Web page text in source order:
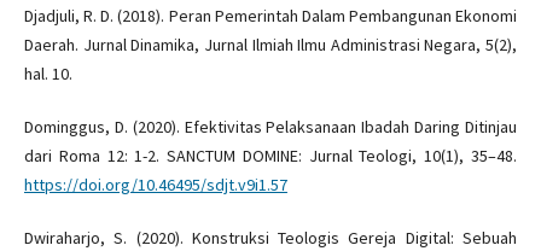
Djadjuli, R. D. (2018). Peran Pemerintah Dalam Pembangunan Ekonomi
Daerah. Jurnal Dinamika, Jurnal Ilmiah Ilmu Administrasi Negara, 5(2),
hal. 10.
Dominggus, D. (2020). Efektivitas Pelaksanaan Ibadah Daring Ditinjau
dari Roma 12: 1-2. SANCTUM DOMINE: Jurnal Teologi, 10(1), 35–48.
https://doi.org/10.46495/sdjt.v9i1.57
Dwiraharjo, S. (2020). Konstruksi Teologis Gereja Digital: Sebuah